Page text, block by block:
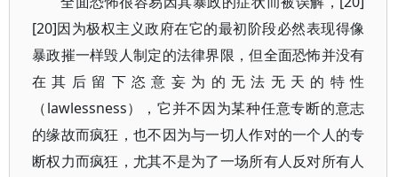
[20]因为极权主义政府在它的最初阶段必然表现得像
暴政摧一样毁人制定的法律界限，但全面恐怖并没有
在其后留下恣意妄为的无法无天的特性
（lawlessness），它并不因为某种任意专断的意志
的缘故而疯狂，也不因为与一切人作对的一个人的专
断权力而疯狂，尤其不是为了一场所有人反对所有人